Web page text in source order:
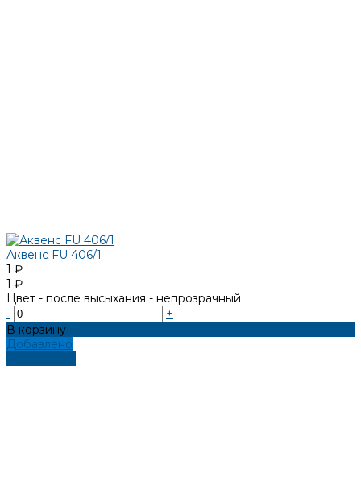
Аквенс FU 406/1
1 ₽
1 ₽
Цвет - после высыхания - непрозрачный
-
+
В корзину
Добавлено